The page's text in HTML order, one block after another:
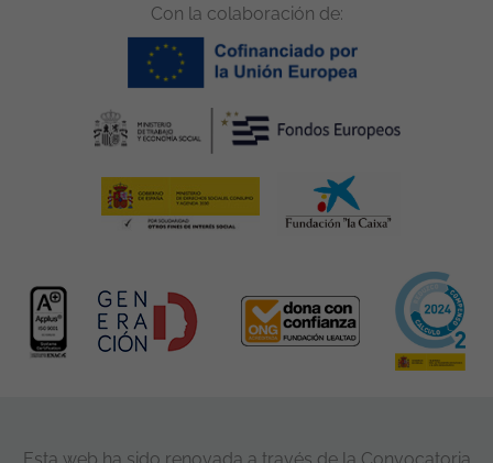
Con la colaboración de: